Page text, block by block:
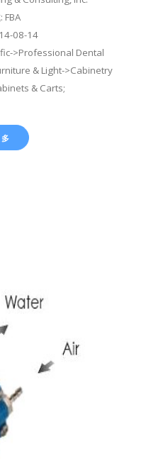
FBA
08-14
>Professional Dental
& Light->Cabinetry
& Carts;